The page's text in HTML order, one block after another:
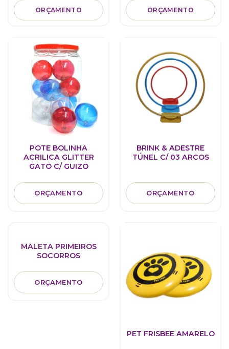
ORÇAMENTO ORÇAMENTO
POTE BOLINHA
ACRILICA GLITTER
GATO C/ GUIZO
ORÇAMENTO
BRINK & ADESTRE
TÚNEL C/ 03 ARCOS
ORÇAMENTO
MALETA PRIMEIROS
SOCORROS
ORÇAMENTO
PET FRISBEE AMARELO